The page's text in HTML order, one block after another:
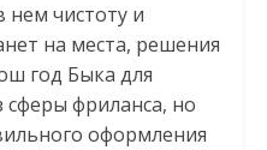
нем чистоту и
на места, решения
год Быка для
фриланса, но
оформления